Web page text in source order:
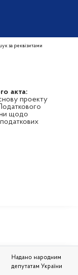
за реквізитами
акта:
проекту
щодо
Надано народним
депутатам України